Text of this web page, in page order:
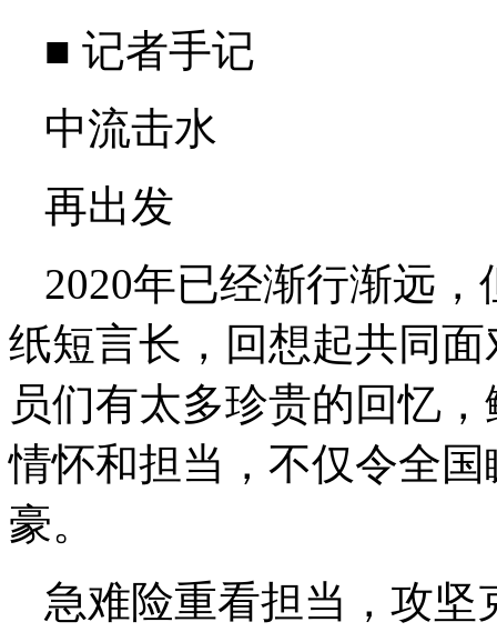
■ 记者手记
中流击水
再出发
2020年已经渐行渐远
纸短言长，回想起共同
员们有太多珍贵的回忆
情怀和担当，不仅令全
豪。
急难险重看担当，攻坚